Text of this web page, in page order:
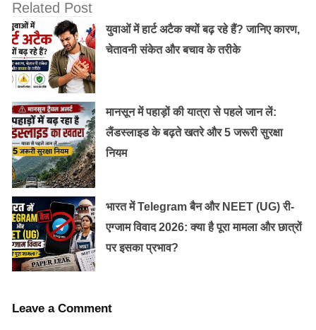
Related Post
युवाओं में हार्ट अटैक क्यों बढ़ रहे हैं? जानिए कारण,
चेतावनी संकेत और बचाव के तरीके
मानसून में पहाड़ों की यात्रा से पहले जान लें:
लैंडस्लाइड के बढ़ते खतरे और 5 जरूरी सुरक्षा
नियम
भारत में Telegram बैन और NEET (UG) री-
एग्जाम विवाद 2026: क्या है पूरा मामला और छात्रों
पर इसका प्रभाव?
Leave a Comment